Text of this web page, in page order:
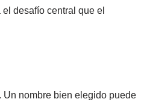
desafío central que el
nombre bien elegido puede